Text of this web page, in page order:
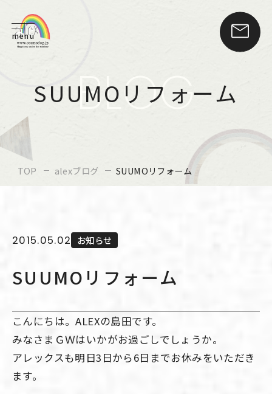
menu
BLOG
SUUMOリフォーム
TOP alexブログ SUUMOリフォーム
2015.05.02 お知らせ
SUUMOリフォーム
こんにちは。ALEXの島田です。
みなさまＧＷはいかがお過ごしでしょうか。
アレックスも明日3日から6日までお休みをいただき
ます。